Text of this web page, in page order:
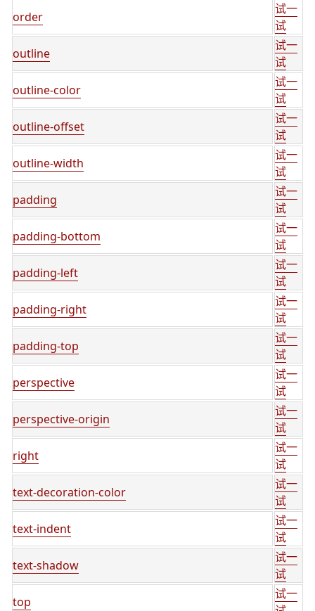
order
试一
试
outline
试一
试
outline-color
试一
试
outline-offset
试一
试
outline-width
试一
试
padding
试一
试
padding-bottom
试一
试
padding-left
试一
试
padding-right
试一
试
padding-top
试一
试
perspective
试一
试
perspective-origin
试一
试
right
试一
试
text-decoration-color
试一
试
text-indent
试一
试
text-shadow
试一
试
top
试一